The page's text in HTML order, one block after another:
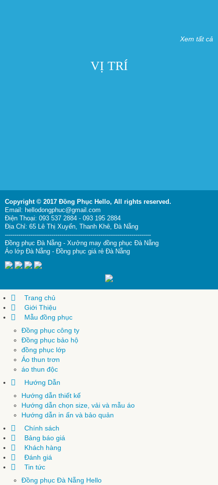
Xem tất cả
VỊ TRÍ
Copyright © 2017 Đồng Phục Hello, All rights reserved.
Email: hellodongphuc@gmail.com
Điện Thoại: 093 537 2884 - 093 195 2884
Địa Chỉ: 65 Lê Thị Xuyến, Thanh Khê, Đà Nẵng
---------------------------------------------------------------------------
Đồng phục Đà Nẵng - Xưởng may đồng phục Đà Nẵng
Áo lớp Đà Nẵng - Đồng phục giá rẻ Đà Nẵng
Trang chủ
Giới Thiệu
Mẫu đồng phục
Đồng phục công ty
Đồng phục bảo hộ
đồng phục lớp
Áo thun trơn
áo thun độc
Hướng Dẫn
Hướng dẫn thiết kế
Hướng dẫn chọn size, vải và mẫu áo
Hướng dẫn in ấn và bảo quản
Chính sách
Bảng báo giá
Khách hàng
Đánh giá
Tin tức
Đồng phục Đà Nẵng Hello